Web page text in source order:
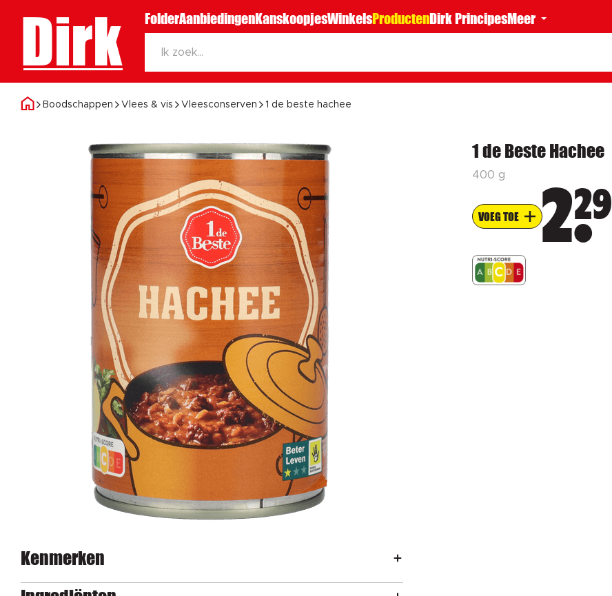
Dirk FolderAanbiedingenKanskoopjesWinkelsProductenDirk PrincipesMeer
Boodschappen Vlees & vis Vleesconserven 1 de beste hachee
1 de Beste Hachee
400 g
VOEG TOE 229
Kenmerken